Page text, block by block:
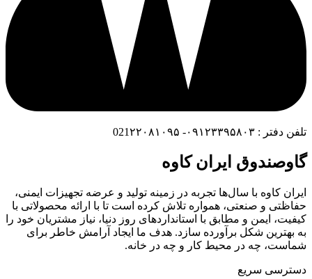
تلفن دفتر : ۰۹۱۲۳۳۹۵۸۰۳- 021۲۲۰۸۱۰۹۵
گاوصندوق ایران کاوه
ایران کاوه با سال‌ها تجربه در زمینه تولید و عرضه تجهیزات ایمنی،
حفاظتی و صنعتی، همواره تلاش کرده است تا با ارائه محصولاتی با
کیفیت، ایمن و مطابق با استانداردهای روز دنیا، نیاز مشتریان خود را
به بهترین شکل برآورده سازد. هدف ما ایجاد آرامش خاطر برای
شماست، چه در محیط کار و چه در خانه.
دسترسی سریع